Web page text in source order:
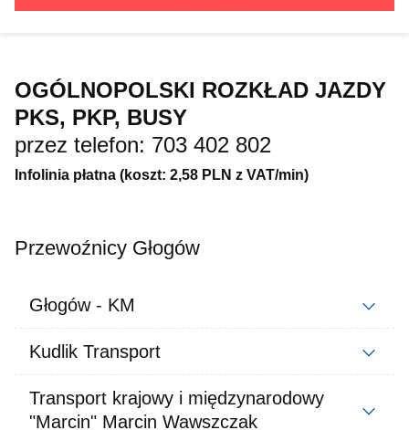
OGÓLNOPOLSKI ROZKŁAD JAZDY
PKS, PKP, BUSY
przez telefon: 703 402 802
Infolinia płatna (koszt: 2,58 PLN z VAT/min)
Przewoźnicy Głogów
Głogów - KM
Kudlik Transport
Transport krajowy i międzynarodowy
"Marcin" Marcin Wawszczak